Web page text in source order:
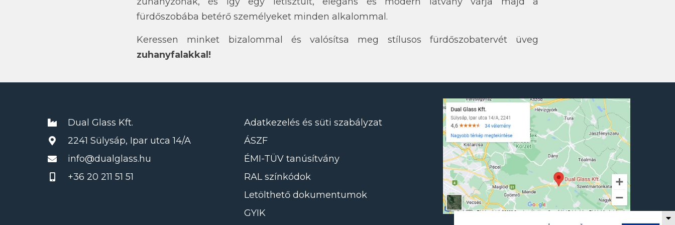
fürdőszobába betérő személyeket minden alkalommal.
Keressen minket bizalommal és valósítsa meg stílusos fürdőszobatervét üveg
zuhanyfalakkal!
Dual Glass Kft.
2241 Sülysáp, Ipar utca 14/A
info@dualglass.hu
+36 20 211 51 51
Adatkezelés és süti szabályzat
ÁSZF
ÉMI-TÜV tanúsítvány
RAL színkódok
Letölthető dokumentumok
GYIK